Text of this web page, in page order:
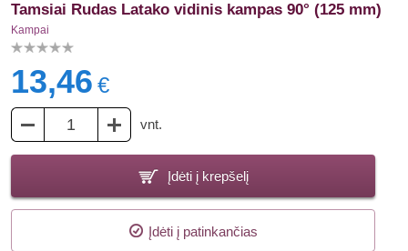
Tamsiai Rudas Latako vidinis kampas 90° (125 mm)
Kampai
13,46 €
vnt.
Įdėti į krepšelį
Įdėti į patinkančias